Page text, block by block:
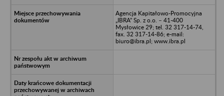
Agencja Kapitałowo-Promocyjna
„IBRA” Sp. z o.o. – 41-400
Mysłowice 29; tel. 32 317-14-74,
fax. 32 317-14-86; e-mail:
biuro@ibra.pl; www.ibra.pl